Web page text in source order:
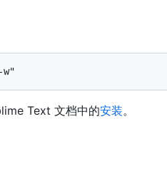
Text 文档中的安装。